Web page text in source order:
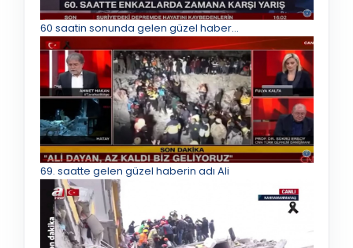
60 saatin sonunda gelen güzel haber...
69. saatte gelen güzel haberin adı Ali